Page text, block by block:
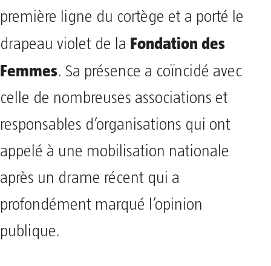
première ligne du cortège et a porté le
drapeau violet de la Fondation des
Femmes. Sa présence a coïncidé avec
celle de nombreuses associations et
responsables d’organisations qui ont
appelé à une mobilisation nationale
après un drame récent qui a
profondément marqué l’opinion
publique.